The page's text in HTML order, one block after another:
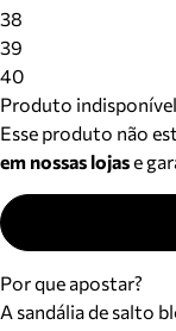
38
39
40
Produto indisponível
Esse produto não
em nossas lojase
Por que apostar?
A sandália de salto